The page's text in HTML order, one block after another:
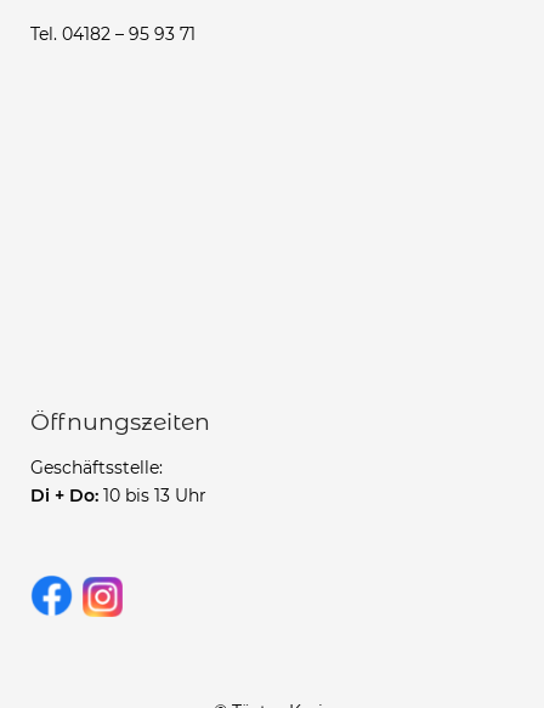
Tel. 04182 – 95 93 71
Öffnungszeiten
Geschäftsstelle:
Di + Do: 10 bis 13 Uhr